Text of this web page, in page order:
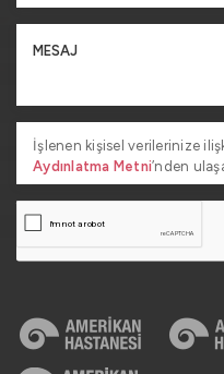
İşlenen kişisel verilerinize
Aydınlatma Metni’nden